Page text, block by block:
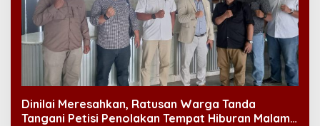
Dinilai Meresahkan, Ratusan Warga Tanda
Tangani Petisi Penolakan Tempat Hiburan Malam